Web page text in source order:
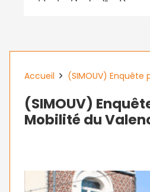
Accueil (SIMOUV) Enquête
(SIMOUV)
Mobilité du